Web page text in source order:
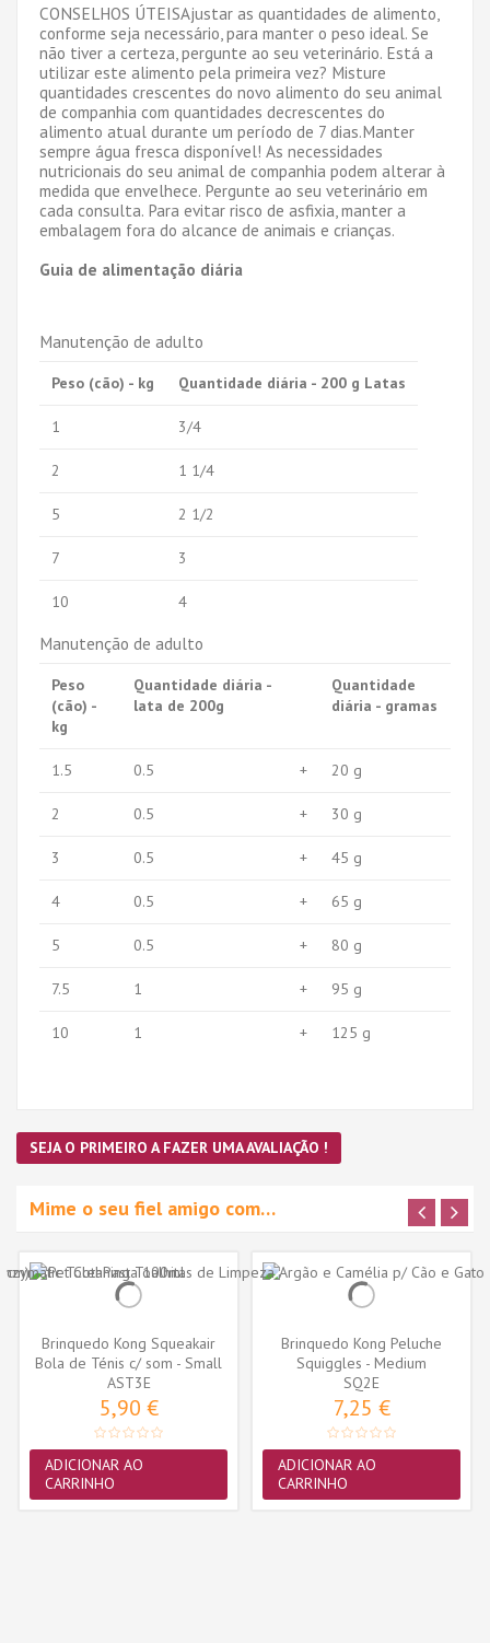
CONSELHOS ÚTEISAjustar as quantidades de alimento,
conforme seja necessário, para manter o peso ideal. Se
não tiver a certeza, pergunte ao seu veterinário. Está a
utilizar este alimento pela primeira vez? Misture
quantidades crescentes do novo alimento do seu animal
de companhia com quantidades decrescentes do
alimento atual durante um período de 7 dias.Manter
sempre água fresca disponível! As necessidades
nutricionais do seu animal de companhia podem alterar à
medida que envelhece. Pergunte ao seu veterinário em
cada consulta. Para evitar risco de asfixia, manter a
embalagem fora do alcance de animais e crianças.
Guia de alimentação diária
Manutenção de adulto
Peso (cão) - kg Quantidade diária - 200 g Latas
1 3/4
2 1 1/4
5 2 1/2
7 3
10 4
Manutenção de adulto
Peso
(cão) -
kg
Quantidade diária -
lata de 200g
Quantidade
diária - gramas
1.5 0.5 + 20 g
2 0.5 + 30 g
3 0.5 + 45 g
4 0.5 + 65 g
5 0.5 + 80 g
7.5 1 + 95 g
10 1 + 125 g
SEJA O PRIMEIRO A FAZER UMA AVALIAÇÃO !
Mime o seu fiel amigo com…
Brinquedo Kong Squeakair
Bola de Ténis c/ som - Small
-...
AST3E
5,90 €
ADICIONAR AO
CARRINHO
Brinquedo Kong Peluche
Squiggles - Medium
Personagem...
SQ2E
7,25 €
ADICIONAR AO
CARRINHO